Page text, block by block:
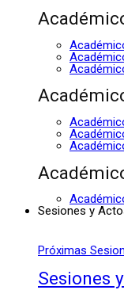
Sesiones y
Próximas
Sesiones